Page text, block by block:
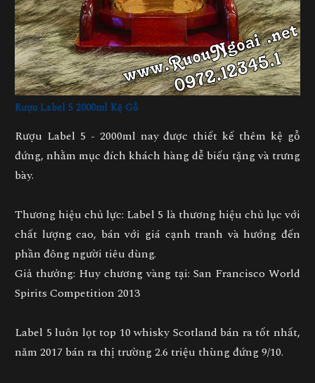
Rượu Label 5 2000ml Kệ Gỗ
Rượu Label 5 - 2000ml nay được thiết kế thêm kệ gỗ
đứng, nhằm mục đích khách hàng dễ biếu tặng và trưng
bày.
Thương hiệu chủ lực: Label 5 là thương hiệu chủ lục với
chất lượng cao, bán với giá cạnh tranh và hướng đến
phần đông người tiêu dùng.
Giả thưởng: Huy chương vàng tại: San Francisco World
Spirits Competition 2013
Label 5 luôn lọt top 10 whisky Scotland bán ra tốt nhất,
năm 2017 bán ra thị trường 2.6 triệu thùng đứng 9/10.